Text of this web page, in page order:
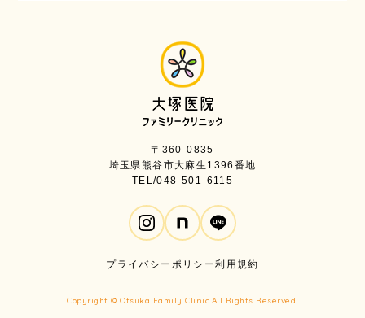
〒360-0835
埼玉県熊谷市大麻生1396番地
TEL/048-501-6115
プライバシーポリシー利用規約
Copyright © Otsuka Family Clinic.All Rights Reserved.